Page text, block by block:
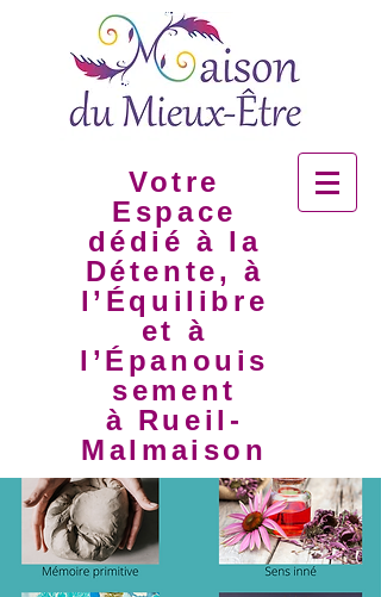
Votre
Espace
dédié à la
Détente, à
l’Équilibre
et à
l’Épanouis
sement
à Rueil-
Malmaison